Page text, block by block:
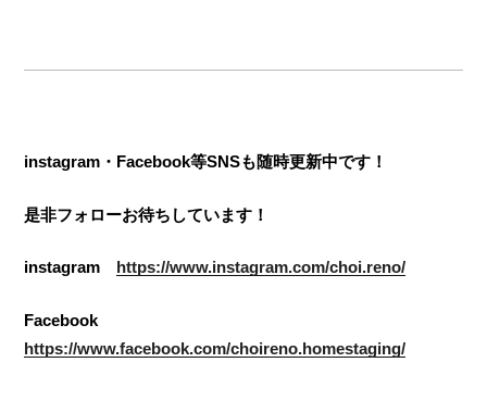
instagram・Facebook等SNSも随時更新中です！
是非フォローお待ちしています！
instagram https://www.instagram.com/choi.reno/
Facebook
https://www.facebook.com/choireno.homestaging/